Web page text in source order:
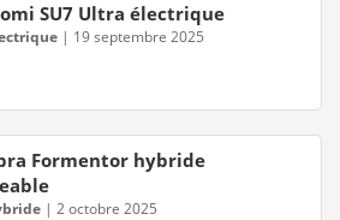
SU7 Ultra électrique
| 19 septembre 2025
Formentor hybride
| 2 octobre 2025